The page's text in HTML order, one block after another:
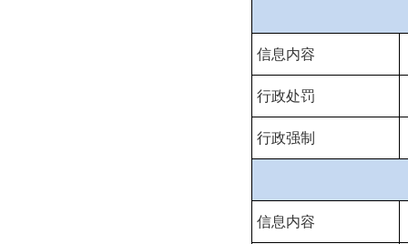
信息内容
行政处罚
行政强制
信息内容